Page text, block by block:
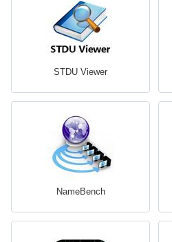
STDU Viewer
NameBench